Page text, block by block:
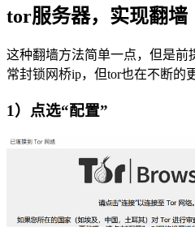
tor服务器，实现翻墙
这种翻墙方法简单一点，但是前
常封锁网桥ip，但tor也在不断的
1）点选“配置”